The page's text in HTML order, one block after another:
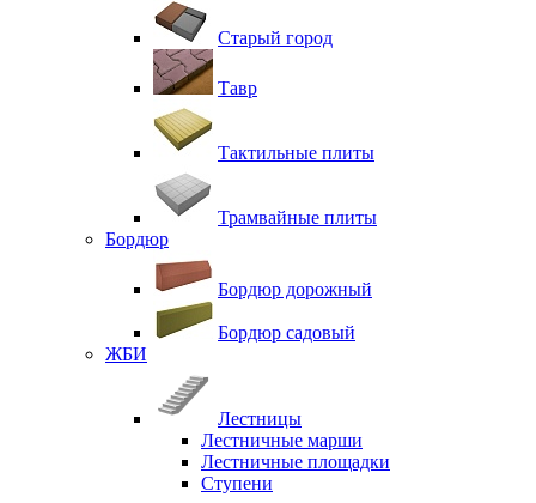
Старый город
Тавр
Тактильные плиты
Трамвайные плиты
Бордюр
Бордюр дорожный
Бордюр садовый
ЖБИ
Лестницы
Лестничные марши
Лестничные площадки
Ступени